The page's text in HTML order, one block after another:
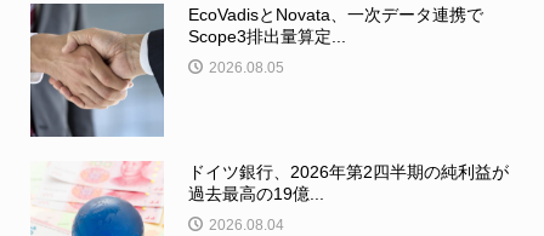
EcoVadisとNovata、一次データ連携で
Scope3排出量算定...
2026.08.05
ドイツ銀行、2026年第2四半期の純利益が
過去最高の19億...
2026.08.04